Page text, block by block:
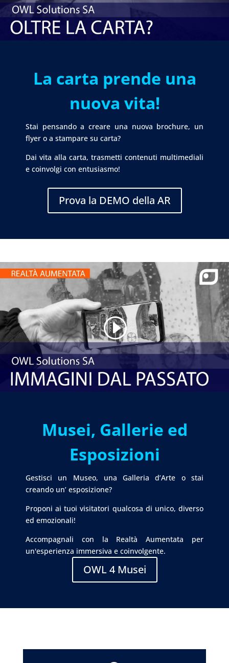
La carta prende una
nuova vita!
Stai pensando a creare una nuova brochure, un
flyer o a stampare su carta?
Dai vita alla carta, trasmetti contenuti multimediali
e coinvolgi con entusiasmo!
Prova la DEMO della AR
Musei, Gallerie ed
Esposizioni
Gestisci un Museo, una Galleria d’Arte o stai
creando un’ esposizione?
Proponi ai tuoi visitatori qualcosa di unico, diverso
ed emozionali!
Accompagnali con la Realtà Aumentata per
un'esperienza immersiva e coinvolgente.
OWL 4 Musei